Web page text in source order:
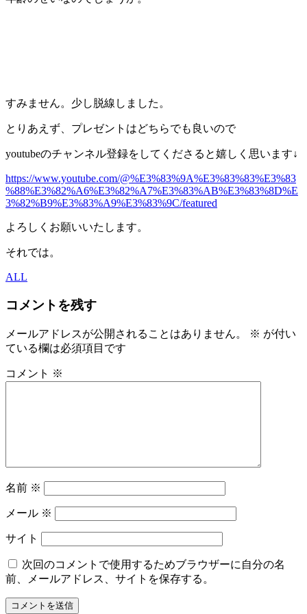
すみません。少し脱線しました。
とりあえず、プレゼントはどちらでも良いので
youtubeのチャンネル登録をしてくださると嬉しく思います↓
https://www.youtube.com/@%E3%83%9A%E3%83%83%E3%83
%88%E3%82%A6%E3%82%A7%E3%83%AB%E3%83%8D%E
3%82%B9%E3%83%A9%E3%83%9C/featured
よろしくお願いいたします。
それでは。
ALL
コメントを残す
メールアドレスが公開されることはありません。 ※ が付い
ている欄は必須項目です
コメント ※
名前 ※
メール ※
サイト
次回のコメントで使用するためブラウザーに自分の名
前、メールアドレス、サイトを保存する。